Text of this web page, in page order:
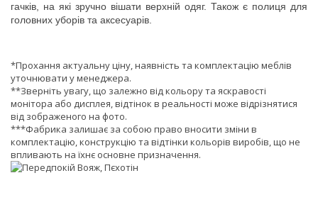
гачків, на які зручно вішати верхній одяг. Також є полиця для
головних уборів та аксесуарів.
*Прохання актуальну ціну, наявність та комплектацію меблів
уточнювати у менеджера.
**Зверніть увагу, що залежно від кольору та яскравості
монітора або дисплея, відтінок в реальності може відрізнятися
від зображеного на фото.
***Фабрика залишає за собою право вносити зміни в
комплектацію, конструкцію та відтінки кольорів виробів, що не
впливають на їхнє основне призначення.